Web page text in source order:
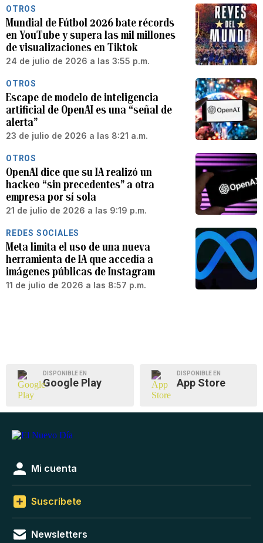
OTROS
Mundial de Fútbol 2026 bate récords
en YouTube y supera las mil millones
de visualizaciones en Tiktok
24 de julio de 2026 a las 3:55 p.m.
OTROS
Escape de modelo de inteligencia
artificial de OpenAI es una “señal de
alerta”
23 de julio de 2026 a las 8:21 a.m.
OTROS
OpenAI dice que su IA realizó un
hackeo “sin precedentes” a otra
empresa por sí sola
21 de julio de 2026 a las 9:19 p.m.
REDES SOCIALES
Meta limita el uso de una nueva
herramienta de IA que accedía a
imágenes públicas de Instagram
11 de julio de 2026 a las 8:57 p.m.
DISPONIBLE EN
Google Play
DISPONIBLE EN
App Store
Mi cuenta
Suscríbete
Newsletters